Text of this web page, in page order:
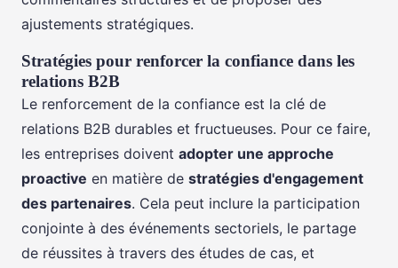
ajustements stratégiques.
Stratégies pour renforcer la confiance dans les
relations B2B
Le renforcement de la confiance est la clé de
relations B2B durables et fructueuses. Pour ce faire,
les entreprises doivent adopter une approche
proactive en matière de stratégies d'engagement
des partenaires. Cela peut inclure la participation
conjointe à des événements sectoriels, le partage
de réussites à travers des études de cas, et